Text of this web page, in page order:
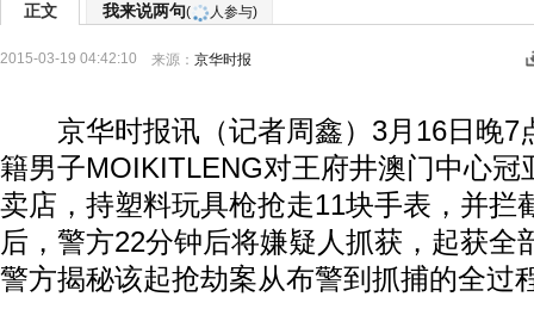
正文 我来说两句( 人参与)
2015-03-19 04:42:10 来源： 京华时报
京华时报讯（记者周鑫）3月16日晚7
籍男子MOIKITLENG对王府井澳门中心冠
卖店，持塑料玩具枪抢走11块手表，并拦
后，警方22分钟后将嫌疑人抓获，起获全
警方揭秘该起抢劫案从布警到抓捕的全过